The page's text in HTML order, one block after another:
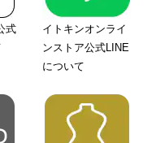
式
イトキンオンライ
ンストア公式LINE
について